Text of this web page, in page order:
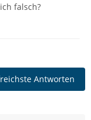
falsch?
Antworten